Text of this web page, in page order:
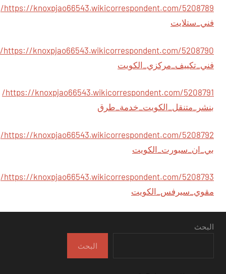
https://knoxpjao66543.wikicorrespondent.com/5208789/
فني_ستلايت
https://knoxpjao66543.wikicorrespondent.com/5208790/
فني_تكييف_مركزي_الكويت
https://knoxpjao66543.wikicorrespondent.com/5208791/
بنشر_متنقل_الكويت_خدمة_طرق
https://knoxpjao66543.wikicorrespondent.com/5208792/
بي_ان_سبورت_الكويت
https://knoxpjao66543.wikicorrespondent.com/5208793/
مقوي_سيرفس_الكويت
البحث
البحث